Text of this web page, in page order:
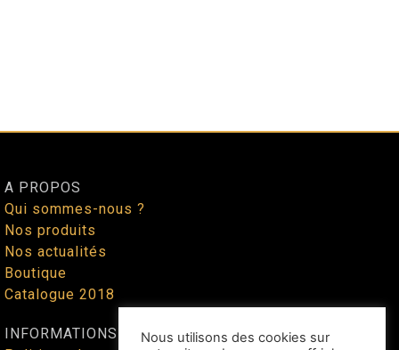
A PROPOS
Qui sommes-nous ?
Nos produits
Nos actualités
Boutique
Catalogue 2018
INFORMATIONS
Nous utilisons des cookies sur